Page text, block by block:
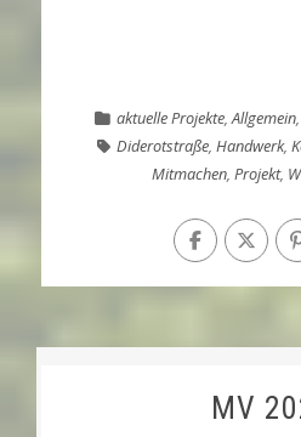
aktuelle Projekte ,Allgemein
Diderotstraße, Handwerk,
Mitmachen ,Projekt,
MV